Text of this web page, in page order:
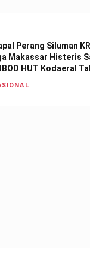
Perang Siluman
Makassar Histeris
HUT Kodaeral